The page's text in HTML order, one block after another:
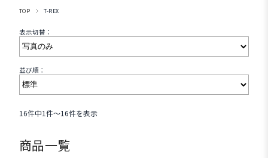
TOP T-REX
表示切替：
並び順：
16件中1件～16件を表示
商品一覧